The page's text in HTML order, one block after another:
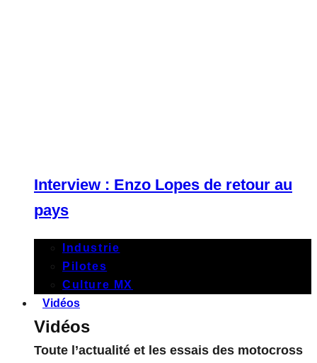
Interview : Enzo Lopes de retour au
pays
Industrie
Pilotes
Culture MX
Vidéos
Vidéos
Toute l’actualité et les essais des motocross